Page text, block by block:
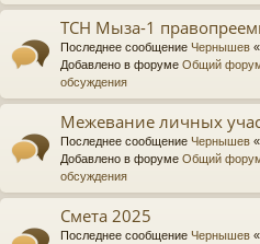
ТСН Мыза-1
Последнее сообщение Чернышев «
Добавлено в форуме Общий форум
обсуждения
Межевание личных
Последнее сообщение Чернышев «
Добавлено в форуме Общий форум
обсуждения
Смета 2025
Последнее сообщение Чернышев «